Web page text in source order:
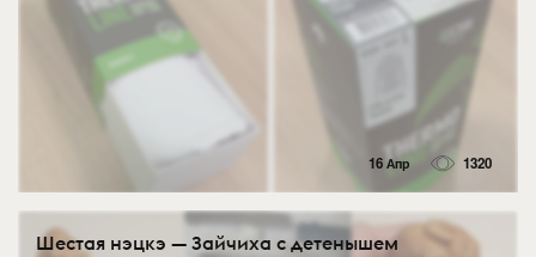
16 Апр 1320
Шестая нэцкэ — Зайчиха с детенышем